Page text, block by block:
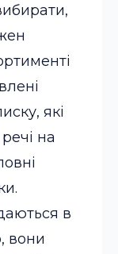
які
на
в
вони